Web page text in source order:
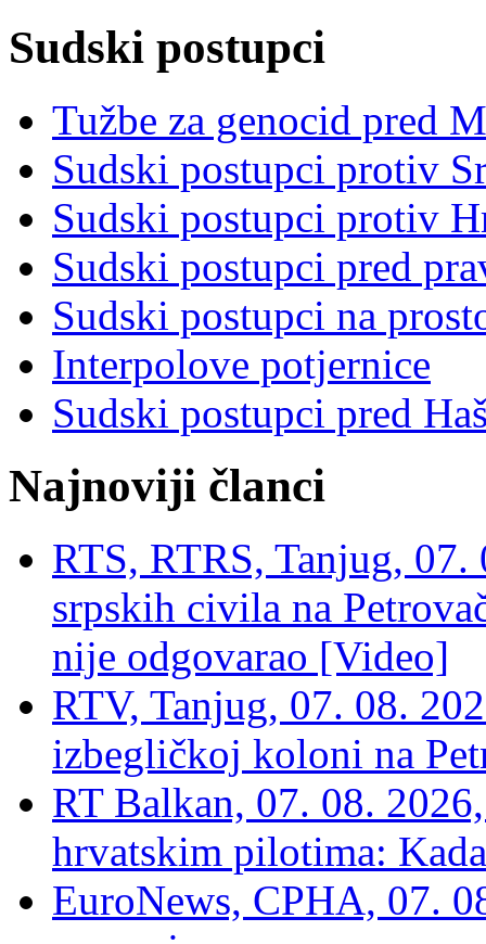
Sudski postupci
Tužbe za genocid pred
Sudski postupci protiv
Sudski postupci protiv
Sudski postupci pred
Sudski postupci na
Interpolove potjernice
Sudski postupci pred
Najnoviji članci
RTS, RTRS, Tanjug,
srpskih civila na
nije odgovarao [Video]
RTV, Tanjug, 07. 08.
izbegličkoj koloni na
RT Balkan, 07. 08.
hrvatskim pilotima:
EuroNews, СРНА, 07.